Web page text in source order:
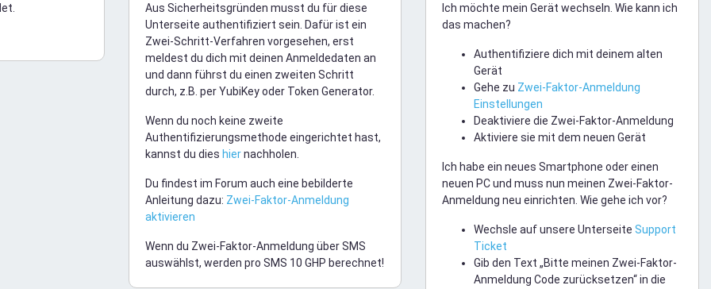
Aus Sicherheitsgründen musst du für diese
Unterseite authentifiziert sein. Dafür ist ein
Zwei-Schritt-Verfahren vorgesehen, erst
meldest du dich mit deinen Anmeldedaten an
und dann führst du einen zweiten Schritt
durch, z.B. per YubiKey oder Token Generator.
Wenn du noch keine zweite
Authentifizierungsmethode eingerichtet hast,
kannst du dies hiernachholen.
Du findest im Forum auch eine bebilderte
Anleitung dazu: Zwei-Faktor-Anmeldung
aktivieren
Wenn du Zwei-Faktor-Anmeldung über SMS
auswählst, werden pro SMS 10 GHP berechnet!
Ich möchte mein Gerät wechseln. Wie kann ich
das machen?
Authentifiziere dich mit deinem alten
Gerät
Gehe zu Zwei-Faktor-Anmeldung
Einstellungen
Deaktiviere die Zwei-Faktor-Anmeldung
Aktiviere sie mit dem neuen Gerät
Ich habe ein neues Smartphone oder einen
neuen PC und muss nun meinen Zwei-Faktor-
Anmeldung neu einrichten. Wie gehe ich vor?
Wechsle auf unsere UnterseiteSupport
Ticket
Gib den Text „Bitte meinen Zwei-Faktor-
Anmeldung Code zurücksetzen“ in die